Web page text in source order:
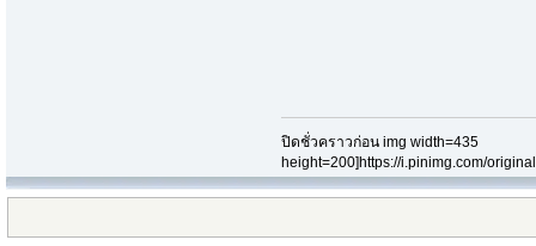
ปิดชั่วคราวก่อน img width=435
height=200]https://i.pinimg.com/